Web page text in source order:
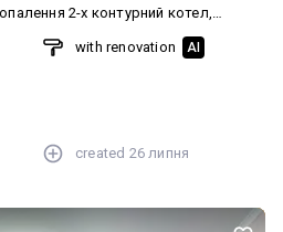
2-х контурний котел,
на все лічильники. закритий двір
майданчик. Переоформлення 2%
Зупинка Дитяча лікарня що на
Тільки за готівку. По цій
with renovation AI
created 26 липня